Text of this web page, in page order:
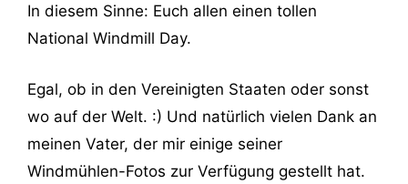
In diesem Sinne: Euch allen einen tollen
National Windmill Day.
Egal, ob in den Vereinigten Staaten oder sonst
wo auf der Welt. :) Und natürlich vielen Dank an
meinen Vater, der mir einige seiner
Windmühlen-Fotos zur Verfügung gestellt hat.